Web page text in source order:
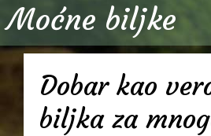
Moćne biljke
Dobar kao
biljka za